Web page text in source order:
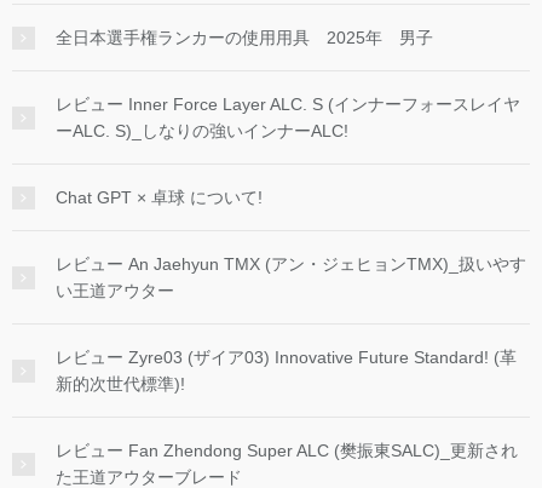
全日本選手権ランカーの使用用具 2025年 男子
レビュー Inner Force Layer ALC. S (インナーフォースレイヤ
ーALC. S)_しなりの強いインナーALC!
Chat GPT × 卓球 について!
レビュー An Jaehyun TMX (アン・ジェヒョンTMX)_扱いやす
い王道アウター
レビュー Zyre03 (ザイア03) Innovative Future Standard! (革
新的次世代標準)!
レビュー Fan Zhendong Super ALC (樊振東SALC)_更新され
た王道アウターブレード